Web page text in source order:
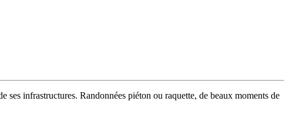
infrastructures. Randonnées piéton ou raquette, de beaux moments de